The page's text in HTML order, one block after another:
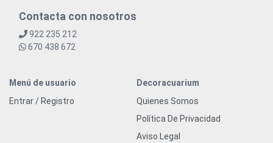
Contacta con nosotros
922 235 212
670 438 672
Menú de usuario
Entrar / Registro
Decoracuarium
Quienes Somos
Política De Privacidad
Aviso Legal